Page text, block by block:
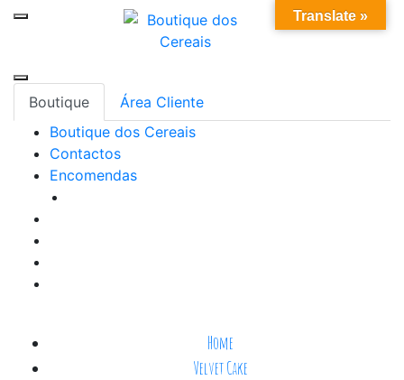
Skip
0
Boutique
Área Cliente
Boutique dos Cereais
Contactos
Encomendas
Home
Velvet Cake
Translate »